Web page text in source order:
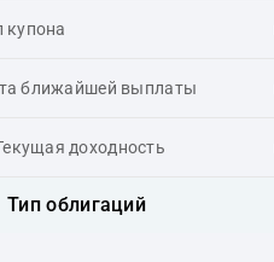
купона
ближайшей выплаты
доходность
Тип облигаций